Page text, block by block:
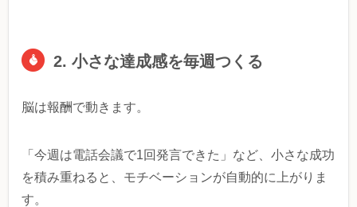
2. 小さな達成感を毎週つくる
脳は報酬で動きます。
「今週は電話会議で1回発言できた」など、小さな成功
を積み重ねると、モチベーションが自動的に上がりま
す。